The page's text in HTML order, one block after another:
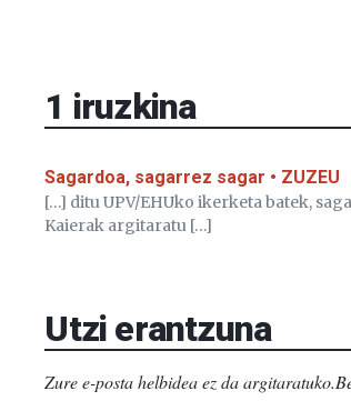
1 iruzkina
Sagardoa, sagarrez sagar • ZUZEU
[…] ditu UPV/EHUko ikerketa batek,
Kaierak argitaratu […]
Utzi erantzuna
Zure e-posta helbidea ez da argitaratuko.